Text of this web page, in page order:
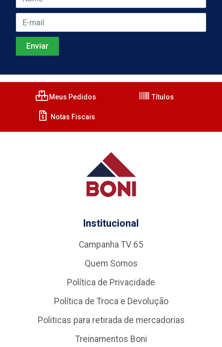
Meus Pedidos Títulos
Notas Fiscais
Institucional
Campanha TV 65
Quem Somos
Política de Privacidade
Política de Troca e Devolução
Politicas para retirada de mercadorias
Treinamentos Boni